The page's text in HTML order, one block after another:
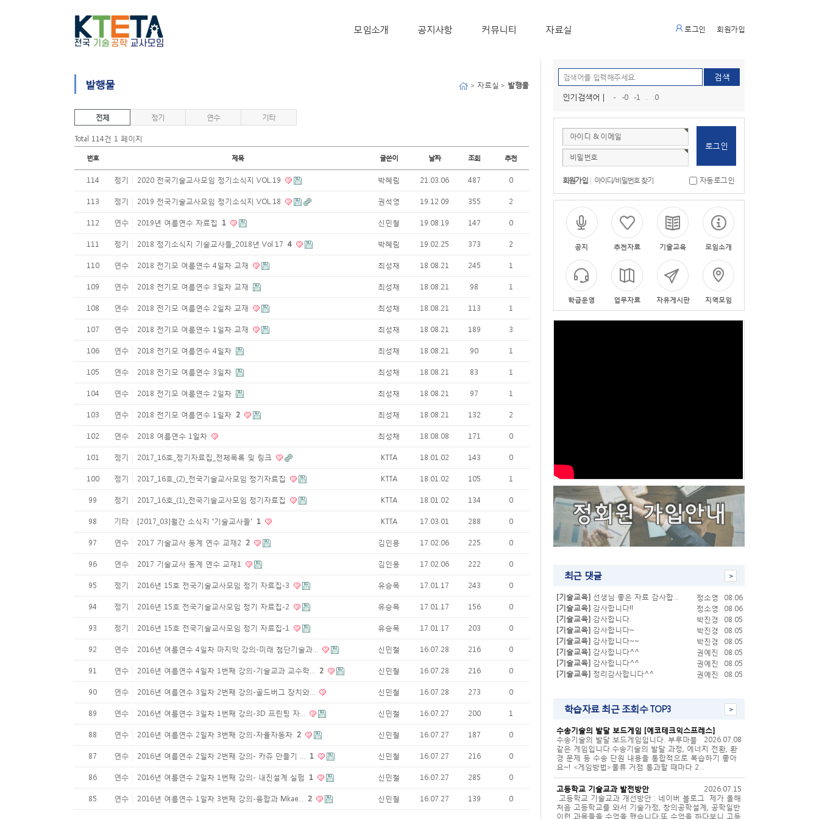
로그인 회원가입
모임소개 공지사항 커뮤니티 자료실
발행물 > 자료실 > 발행물
전체 정기 연수 기타
Total 114건 1 페이지
번호 제목 글쓴이 날짜 조회 추천
114 정기 2020 전국기술교사모임 정기소식지 VOL.19 박혜림 21.03.06 487 0
113 정기 2019 전국기술교사모임 정기소식지 VOL.18 권석영 19.12.09 355 2
112 연수 2019년 여름연수 자료집 1 신민철 19.08.19 147 0
111 정기 2018 정기소식지 기술교사들_2018년 Vol.17 4 박혜림 19.02.25 373 2
110 연수 2018 전기모 여름연수 4일차 교재 최성채 18.08.21 245 1
109 연수 2018 전기모 여름연수 3일차 교재 최성채 18.08.21 98 1
108 연수 2018 전기모 여름연수 2일차 교재 최성채 18.08.21 113 1
107 연수 2018 전기모 여름연수 1일차 교재 최성채 18.08.21 189 3
106 연수 2018 전기모 여름연수 4일차 최성채 18.08.21 90 1
105 연수 2018 전기모 여름연수 3일차 최성채 18.08.21 83 1
104 연수 2018 전기모 여름연수 2일차 최성채 18.08.21 97 1
103 연수 2018 전기모 여름연수 1일차 2 최성채 18.08.21 132 2
102 연수 2018 여름연수 1일차 최성채 18.08.08 171 0
101 정기 2017_16호_정기자료집_전체목록 및 링크 KTTA 18.01.02 143 0
100 정기 2017_16호_(2)_전국기술교사모임 정기자료집 KTTA 18.01.02 105 1
99 정기 2017_16호_(1)_전국기술교사모임 정기자료집 KTTA 18.01.02 134 0
98 기타 [2017_03]월간 소식지 '기술교사들' 1 KTTA 17.03.01 288 0
97 연수 2017 기술교사 동계 연수 교재2 2 김인용 17.02.06 225 0
96 연수 2017 기술교사 동계 연수 교재1 김인용 17.02.06 222 0
95 정기 2016년 15호 전국기술교사모임 정기 자료집-3 유승목 17.01.17 243 0
94 정기 2016년 15호 전국기술교사모임 정기 자료집-2 유승목 17.01.17 156 0
93 정기 2016년 15호 전국기술교사모임 정기 자료집-1 유승목 17.01.17 203 0
92 연수 2016년 여름연수 4일차 마지막 강의-미래 첨단기술과… 신민철 16.07.28 216 0
91 연수 2016년 여름연수 4일차 1번째 강의-기술교과 교수학… 2 신민철 16.07.28 216 0
90 연수 2016년 여름연수 3일차 2번째 강의-골드버그 장치와… 신민철 16.07.28 273 0
89 연수 2016년 여름연수 3일차 1번째 강의-3D 프린팅 자… 신민철 16.07.27 200 1
88 연수 2016년 여름연수 2일차 3번째 강의-자율자동차 2 신민철 16.07.27 187 0
87 연수 2016년 여름연수 2일차 2번째 강의- 카쥬 만들기 … 1 신민철 16.07.27 216 0
86 연수 2016년 여름연수 2일차 1번째 강의- 내진설계 실험 1 신민철 16.07.27 285 0
85 연수 2016년 여름연수 1일차 3번째 강의-융합과 Mkae… 2 신민철 16.07.27 139 0
인기검색어 | - -0 -1 . .0
아이디 & 이메일
비밀번호
회원가입| 아이디/비밀번호 찾기 자동로그인
공지 추천자료 기술교육 모임소개
학급운영 업무자료 자유게시판 지역모임
최근 댓글
[기술교육] 선생님 좋은 자료 감사합… 정소영
08.06
[기술교육] 감사합니다!! 정소영
08.06
[기술교육] 감사합니다. 박진경
08.05
[기술교육] 감사합니다~ 박진경
08.05
[기술교육] 감사합니다~~ 박진경
08.05
[기술교육] 감사합니다^^ 권예진
08.05
[기술교육] 감사합니다^^ 권예진
08.05
[기술교육] 정리감사합니다^^ 권예진 08.05
학습자료 최근 조회수 TOP3
수송기술의 발달 보드게임 [에코테크익스프레스]
2026.07.08
수송기술의 발달 보드게임입니다. 부루마블
같은 게임입니다.수송기술의 발달 과정, 에너지 전환, 환
경 문제 등 수송 단원 내용을 통합적으로 복습하기 좋아
요~! <게임방법>물류 거점 통과할 때마다 2…
고등학교 기술교과 발전방안
2026.07.15
고등학교 기술교과 개선방안 : 네이버 블로그 제가 올해
처음 고등학교를 와서 기술가정, 창의공학설계, 공학일반
이런 과목들을 수업을 했습니다.또 수업을 하다보니 고등